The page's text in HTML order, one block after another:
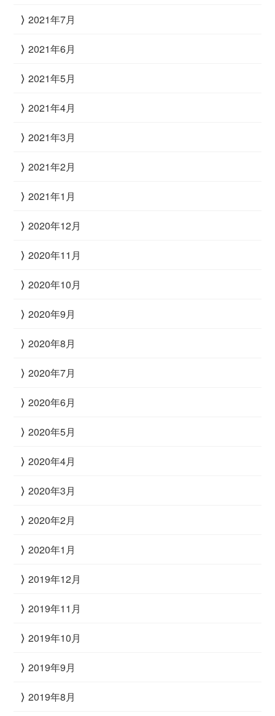
2021年7月
2021年6月
2021年5月
2021年4月
2021年3月
2021年2月
2021年1月
2020年12月
2020年11月
2020年10月
2020年9月
2020年8月
2020年7月
2020年6月
2020年5月
2020年4月
2020年3月
2020年2月
2020年1月
2019年12月
2019年11月
2019年10月
2019年9月
2019年8月